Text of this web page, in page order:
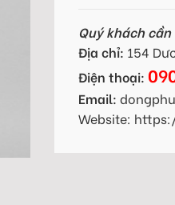
Quý khách
Địa chỉ: 154
Điện thoại:
Email:
Website: